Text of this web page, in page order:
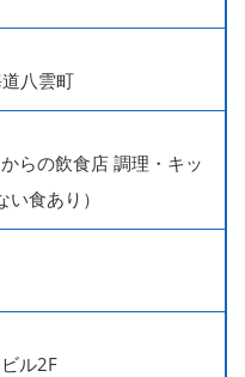
八雲町
らの飲食店 調理・キッ
食あり）
ル2F